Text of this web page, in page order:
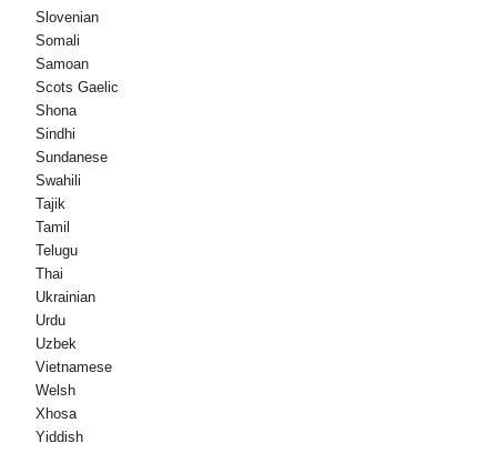
Slovenian
Somali
Samoan
Scots Gaelic
Shona
Sindhi
Sundanese
Swahili
Tajik
Tamil
Telugu
Thai
Ukrainian
Urdu
Uzbek
Vietnamese
Welsh
Xhosa
Yiddish